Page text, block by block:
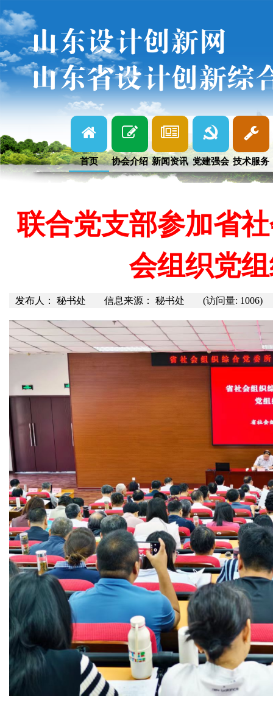
山东设计创新网
山东省设计创新综
首页 协会介绍 新闻资讯 党建强会 技术服务
联合党支部参加省
会组织党
发布人： 秘书处 信息来源： 秘书处 (访问量: 1006)